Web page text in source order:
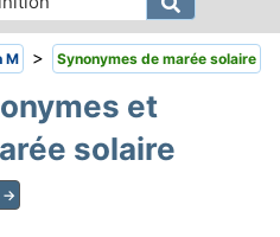
M > Synonymes de marée solaire
et
solaire
→